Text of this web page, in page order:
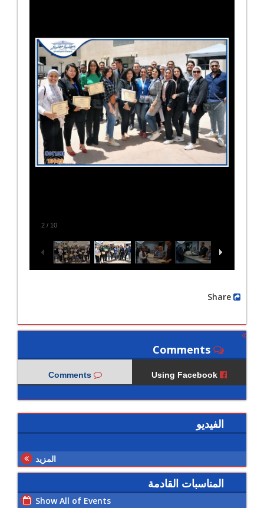
2 / 10
Comments
الفيديو
المزيد
المناسبات القادمة
Show All of Events